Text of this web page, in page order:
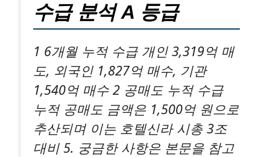
수급 분석 A 등급
1 6개월 누적 수급 개인 3,319억 매
도, 외국인 1,827억 매수, 기관
1,540억 매수 2 공매도 누적 수급
누적 공매도 금액은 1,500억 원으로
추산되며 이는 호텔신라 시총 3조
대비 5. 궁금한 사항은 본문을 참고